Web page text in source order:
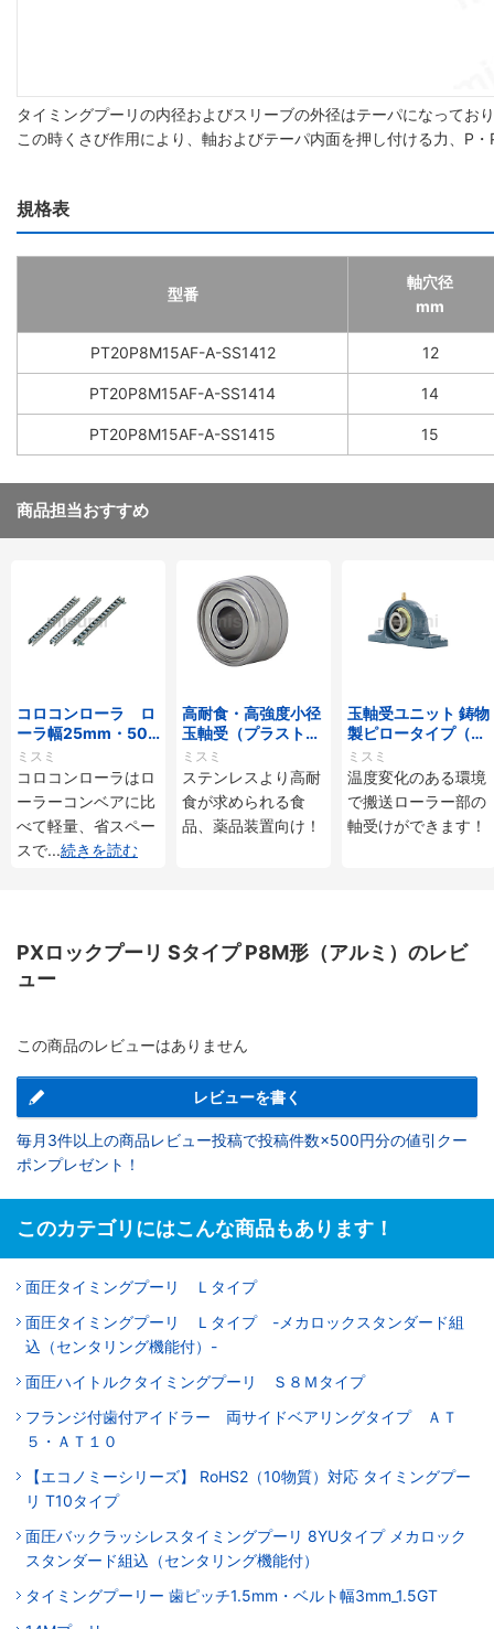
タイミングプーリの内径およびスリーブの外径はテーパになって
この時くさび作用により、軸およびテーパ内面を押し付ける力、P
規格表
型番
軸穴径
mm
PT20P8M15AF-A-SS1412 12
PT20P8M15AF-A-SS1414 14
PT20P8M15AF-A-SS1415 15
商品担当おすすめ
コロコンローラ ロ
ーラ幅25mm・50
mmタイプ
ミスミ
コロコンローラはロ
ーラーコンベアに比
べて軽量、省スペー
スで...続きを読む
高耐食・高強度小径
玉軸受（プラストロ
ベアリング）
ミスミ
ステンレスより高耐
食が求められる食
品、薬品装置向け！
玉軸受ユニット 鋳物
製ピロータイプ（耐
熱用）
ミスミ
温度変化のある環境
で搬送ローラー部の
軸受けができます！
PXロックプーリ Sタイプ P8M形（アルミ）のレビ
ュー
この商品のレビューはありません
レビューを書く
毎月3件以上の商品レビュー投稿で投稿件数×500円分の値引クー
ポンプレゼント！
このカテゴリにはこんな商品もあります！
面圧タイミングプーリ Ｌタイプ
面圧タイミングプーリ Ｌタイプ -メカロックスタンダード組
込（センタリング機能付）-
面圧ハイトルクタイミングプーリ Ｓ８Ｍタイプ
フランジ付歯付アイドラー 両サイドベアリングタイプ ＡＴ
５・ＡＴ１０
【エコノミーシリーズ】 RoHS2（10物質）対応 タイミングプー
リ T10タイプ
面圧バックラッシレスタイミングプーリ 8YUタイプ メカロック
スタンダード組込（センタリング機能付）
タイミングプーリー 歯ピッチ1.5mm・ベルト幅3mm_1.5GT